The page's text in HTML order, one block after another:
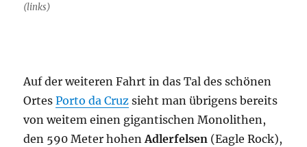
(links)
Auf der weiteren Fahrt in das Tal des schönen
OrtesPorto da Cruz sieht man übrigens bereits
von weitem einen gigantischen Monolithen,
den 590 Meter hohenAdlerfelsen (Eagle Rock),